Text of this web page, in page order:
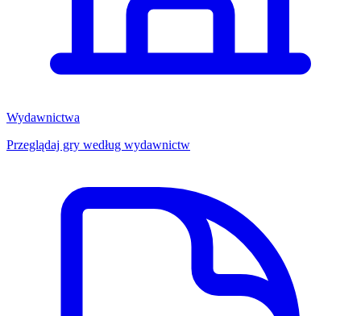
Wydawnictwa
Przeglądaj gry według wydawnictw